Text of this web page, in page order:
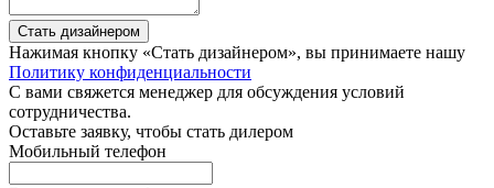
Стать дизайнером
Нажимая кнопку «Стать дизайнером», вы принимаете нашу
Политику конфиденциальности
С вами свяжется менеджер для обсуждения условий
сотрудничества.
Оставьте заявку, чтобы стать дилером
Мобильный телефон